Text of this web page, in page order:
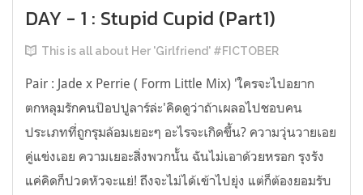
DAY - 1 : Stupid Cupid (Part1)
This is all about Her 'Girlfriend' #FICTOBER
Pair : Jade x Perrie ( Form Little Mix) 'ใครจะไปอยาก
ตกหลุมรักคนป๊อปปูลาร์ล่ะ'คิดดูว่าถ้าเผลอไปชอบคน
ประเภทที่ถูกรุมล้อมเยอะๆ อะไรจะเกิดขึ้น? ความวุ่นวายเอย
คู่แข่งเอย ความเยอะสิ่งพวกนั้น ฉันไม่เอาด้วยหรอก รุงรัง
แค่คิดก็ปวดหัวจะแย่! ถึงจะไม่ได้เข้าไปยุ่ง แต่ก็ต้องยอมรับ